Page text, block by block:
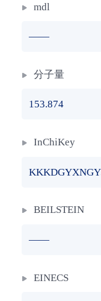
mdl
——
分子量
153.874
InChiKey
BEILSTEIN
——
EINECS